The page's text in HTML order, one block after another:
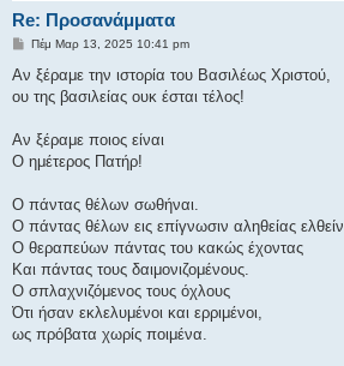
Re: Προσανάμματα
Δ
μ
σ
υ
σ
Πέμ Μαρ 13, 2025 10:41 pm
Αν ξέραμε την ιστορία του Βασιλέως Χριστού,
ου της βασιλείας ουκ έσται τέλος!
Αν ξέραμε ποιος είναι
Ο ημέτερος Πατήρ!
Ο πάντας θέλων σωθήναι.
Ο πάντας θέλων εις επίγνωσιν αληθείας ελθείν.
Ο θεραπεύων πάντας του κακώς έχοντας
Και πάντας τους δαιμονιζομένους.
Ο σπλαχνιζόμενος τους όχλους
Ότι ήσαν εκλελυμένοι και ερριμένοι,
ως πρόβατα χωρίς ποιμένα.